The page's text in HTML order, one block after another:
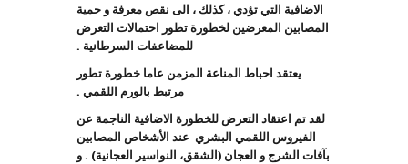
الاضافية التي تؤدي ، كذلك ، الى نقص معرفة و حمية
المصابين المعرضين لخطورة تطور احتمالات التعرض
للمضاعفات السرطانية .
يعتقد احباط المناعة المزمن عاما خطورة تطور
مرتبط بالورم اللقمي .
لقد تم اعتقاد التعرض للخطورة الاضافية الناجمة عن
الفيروس اللقمي البشري عند الأشخاص المصابين
بآفات الشرج و العجان (الشقق، النواسير العجانية) . و